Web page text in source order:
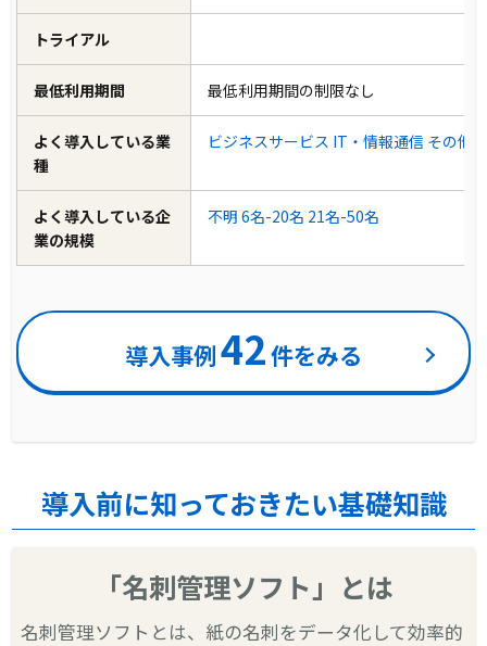
トライアル
最低利用期間 最低利用期間の制限なし
よく導入している業
種
ビジネスサービス IT・情報通信 その他
よく導入している企
業の規模
不明 6名-20名 21名-50名
導入事例42件をみる
導入前に知っておきたい基礎知識
「名刺管理ソフト」とは
名刺管理ソフトとは、紙の名刺をデータ化して効率的